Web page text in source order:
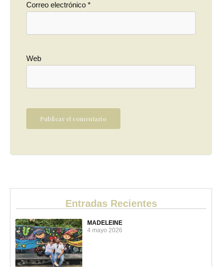
Correo electrónico *
Web
Entradas Recientes
MADELEINE
4 mayo 2026